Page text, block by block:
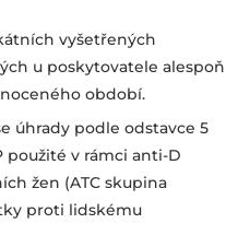
vyšetřených
u poskytovatele alespoň
období.
úhrady podle odstavce 5
použité v rámci anti-D
žen (ATC skupina
proti lidskému